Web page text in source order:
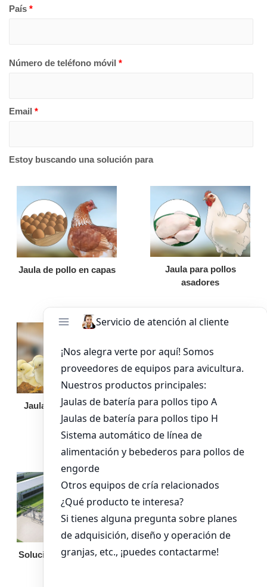
País *
Número de teléfono móvil *
Email *
Estoy buscando una solución para
Jaula de pollo en capas
Jaula para pollos
asadores
Jaula de pollo pollita
Bandeja de
alimentación para
pollos de engorde
Solución llave en mano Otro equipo